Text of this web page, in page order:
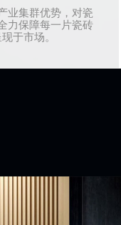
业集群优势，对瓷
力保障每一片瓷砖
于市场。